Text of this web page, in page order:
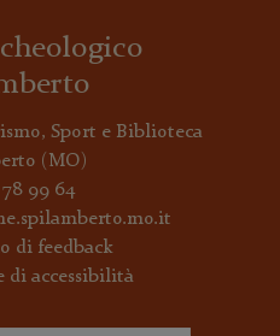
Sport e Biblioteca
(MO)
99 64
di feedback
di accessibilità